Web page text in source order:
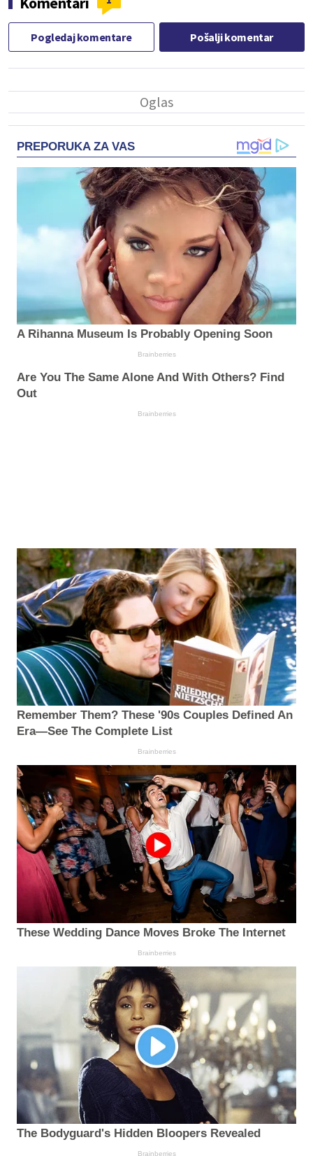
Pogledaj komentare Pošalji komentar
PREPORUKA ZA VAS
A Rihanna Museum Is Probably Opening Soon
Brainberries
Are You The Same Alone And With Others? Find
Out
Brainberries
Remember Them? These '90s Couples Defined An
Era—See The Complete List
Brainberries
These Wedding Dance Moves Broke The Internet
Brainberries
The Bodyguard's Hidden Bloopers Revealed
Brainberries